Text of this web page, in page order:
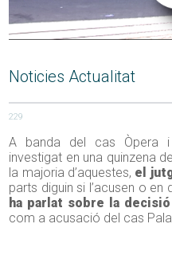
Noticies Actualitat
229
A banda del cas Òpera
investigat en una quinzena
la majoria d’aquestes, el
parts diguin si l’acusen o
ha parlat sobre la
com a acusació del cas